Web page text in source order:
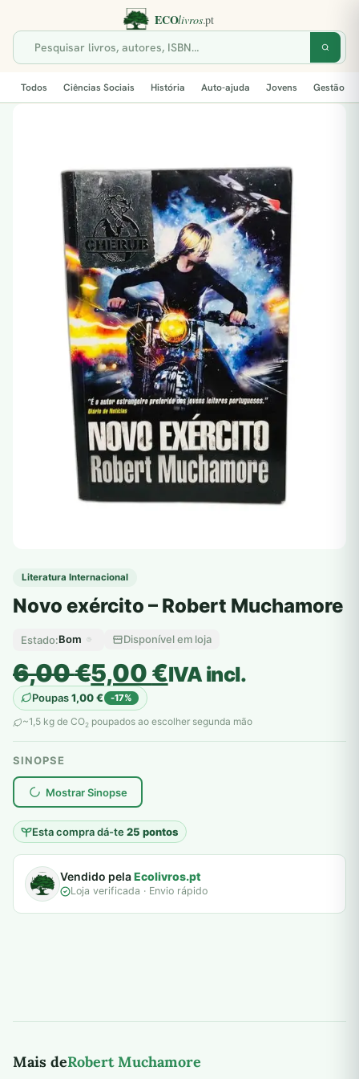
Todos Ciências Sociais História Auto-ajuda Jovens Gestão
Literatura Internacional
Novo exército – Robert Muchamore
Estado:Bom Disponível em loja
6,00€
O
preço
original
era:
6,00 €.
5,00€
O
preço
atual
é:
5,00 €.
IVA incl.
Poupas1,00€ -17%
~1,5 kg de CO2 poupados ao escolher segunda mão
SINOPSE
Mostrar Sinopse
Esta compra dá-te25 pontos
plantar árvores reais
Vendido pelaEcolivros.pt
Loja verificada · Envio rápido
Mais deRobert Muchamore